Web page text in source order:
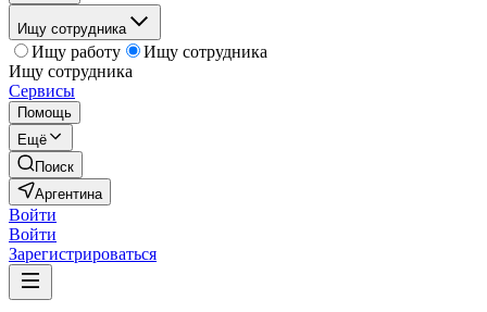
Ищу сотрудника
Ищу работу
Ищу сотрудника
Ищу сотрудника
Сервисы
Помощь
Ещё
Поиск
Аргентина
Войти
Войти
Зарегистрироваться